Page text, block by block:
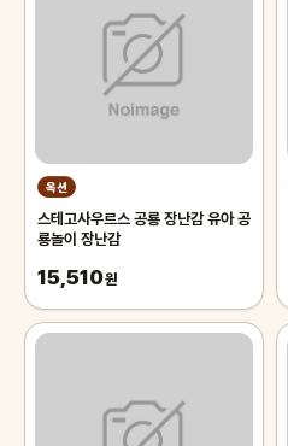
옥션
스테고사우르스 공룡 장난감 유아 공
룡놀이 장난감
15,510원